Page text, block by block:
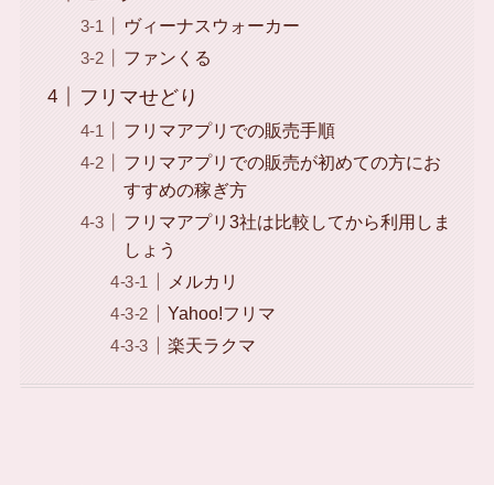
ヴィーナスウォーカー
ファンくる
フリマせどり
フリマアプリでの販売手順
フリマアプリでの販売が初めての方にお
すすめの稼ぎ方
フリマアプリ3社は比較してから利用しま
しょう
メルカリ
Yahoo!フリマ
楽天ラクマ